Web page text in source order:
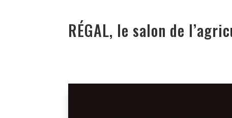
RÉGAL, le salon de